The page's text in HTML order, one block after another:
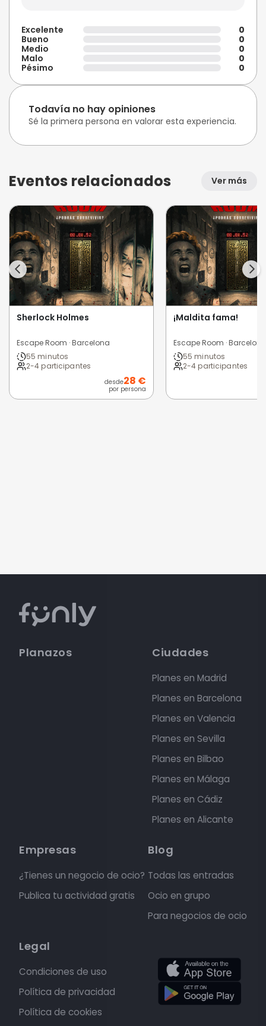
Excelente
0
Bueno
0
Medio
0
Malo
0
Pésimo
0
Todavía no hay opiniones
Sé la primera persona en valorar esta experiencia.
Eventos relacionados Ver más
Sherlock Holmes
Escape Room · Barcelona
55 minutos
2-4 participantes
desde28 €
por persona
¡Maldita fama!
Escape Room · Barcelona
55 minutos
2-4 participantes
Planazos Ciudades
Planes en Madrid
Planes en Barcelona
Planes en Valencia
Planes en Sevilla
Planes en Bilbao
Planes en Málaga
Planes en Cádiz
Planes en Alicante
Empresas
¿Tienes un negocio de ocio?
Publica tu actividad gratis
Blog
Todas las entradas
Ocio en grupo
Para negocios de ocio
Legal
Condiciones de uso
Política de privacidad
Política de cookies